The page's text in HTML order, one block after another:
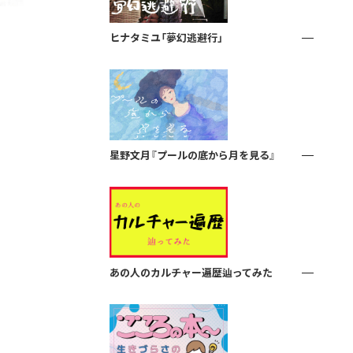
ヒナタミユ「夢幻逃避行」
星野文月『プールの底から月を見る』
あの人のカルチャー遍歴辿ってみた